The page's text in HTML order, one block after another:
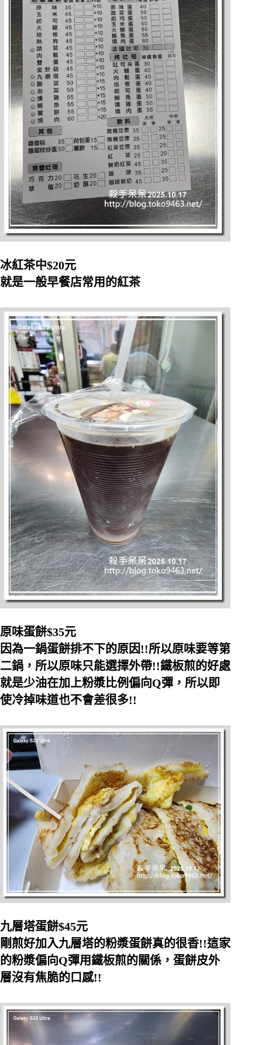
冰紅茶中$20元
就是一般早餐店常用的紅茶
原味蛋餅$35元
因為一鍋蛋餅排不下的原因!!所以原味要等第
二鍋，所以原味只能選擇外帶!!鐵板煎的好處
就是少油在加上粉漿比例偏向Q彈，所以即
使冷掉味道也不會差很多!!
九層塔蛋餅$45元
剛煎好加入九層塔的粉漿蛋餅真的很香!!這家
的粉漿偏向Q彈用鐵板煎的關係，蛋餅皮外
層沒有焦脆的口感!!